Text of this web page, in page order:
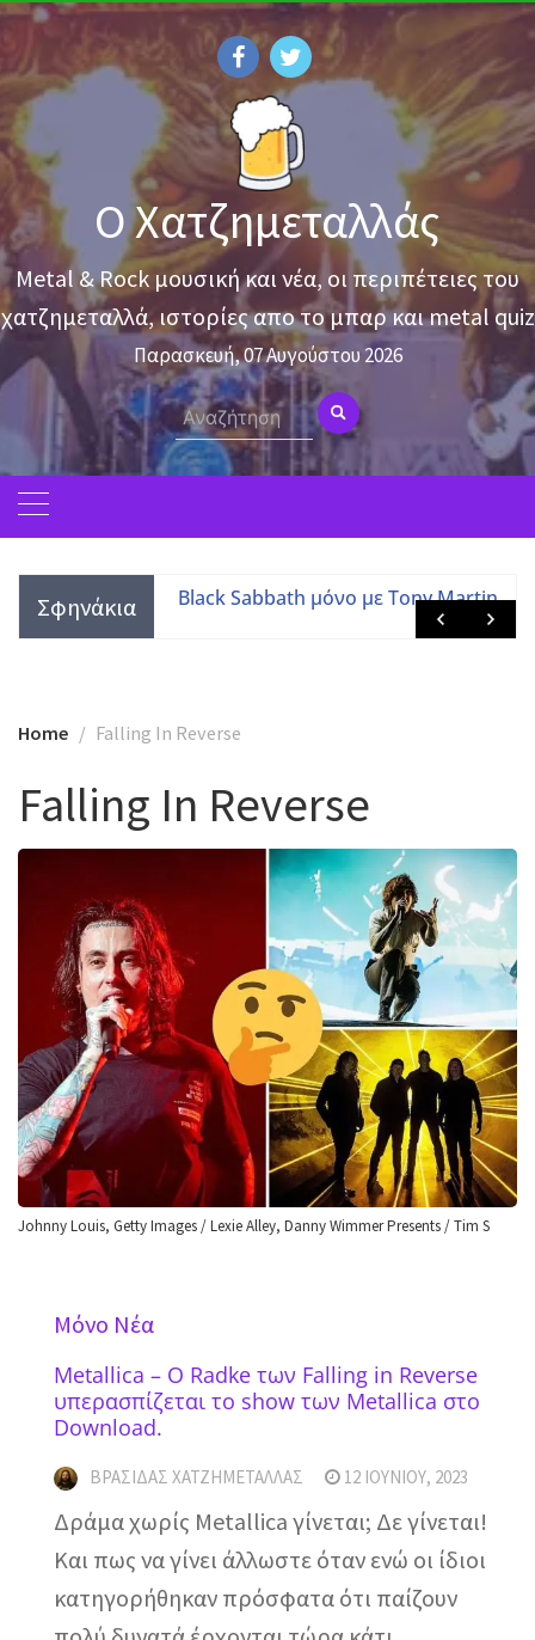
Skip
content
Ο Χατζημεταλλάς
Metal & Rock μουσική και νέα, οι περιπέτειες του
χατζημεταλλά, ιστορίες απο το μπαρ και metal quiz
Παρασκευή, 07 Αυγούστου 2026
Search
for:
Σφηνάκια
με τις
μελών
Black Sabbath μόνο με Tony Martin
Home Falling In Reverse
Falling In Reverse
Johnny Louis, Getty Images / Lexie Alley, Danny Wimmer Presents / Tim S
Mόνο Νέα
Metallica – O Radke των Falling in Reverse
υπερασπίζεται το show των Metallica στο
Download.
ΒΡΑΣΊΔΑΣ ΧΑΤΖΗΜΕΤΑΛΛΆΣ 12 ΙΟΥΝΊΟΥ, 2023
Δράμα χωρίς Metallica γίνεται; Δε γίνεται!
Και πως να γίνει άλλωστε όταν ενώ οι ίδιοι
κατηγορήθηκαν πρόσφατα ότι παίζουν